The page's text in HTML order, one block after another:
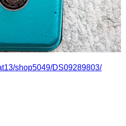
shop5049/DS09289803/